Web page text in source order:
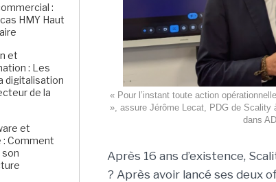
:
HMY Haut
et
: Les
digitalisation
de la
et
Comment
« Pour l’instant toute action
», assure Jérôme Lecat, PDG de Scality
dans
Après 16 ans d’existence,
? Après avoir lancé ses deux